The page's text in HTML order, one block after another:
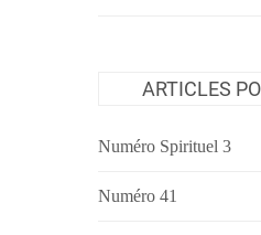
ARTICLES
Numéro Spirituel 3
Numéro 41